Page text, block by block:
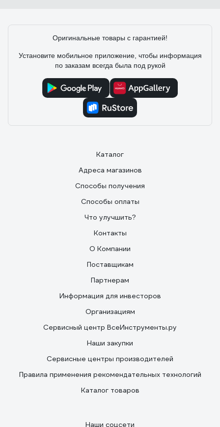
Оригинальные товары с гарантией!
Установите мобильное приложение, чтобы информация
по заказам всегда была под рукой
Каталог
Адреса магазинов
Способы получения
Способы оплаты
Что улучшить?
Контакты
О Компании
Поставщикам
Партнерам
Информация для инвесторов
Организациям
Сервисный центр ВсеИнструменты.ру
Наши закупки
Сервисные центры производителей
Правила применения рекомендательных технологий
Каталог товаров
Наши соцсети